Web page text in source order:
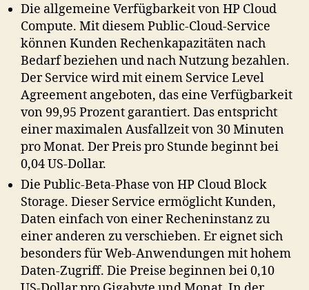
Die allgemeine Verfügbarkeit von HP Cloud
Compute. Mit diesem Public-Cloud-Service
können Kunden Rechenkapazitäten nach
Bedarf beziehen und nach Nutzung bezahlen.
Der Service wird mit einem Service Level
Agreement angeboten, das eine Verfügbarkeit
von 99,95 Prozent garantiert. Das entspricht
einer maximalen Ausfallzeit von 30 Minuten
pro Monat. Der Preis pro Stunde beginnt bei
0,04 US-Dollar.
Die Public-Beta-Phase von HP Cloud Block
Storage. Dieser Service ermöglicht Kunden,
Daten einfach von einer Recheninstanz zu
einer anderen zu verschieben. Er eignet sich
besonders für Web-Anwendungen mit hohem
Daten-Zugriff. Die Preise beginnen bei 0,10